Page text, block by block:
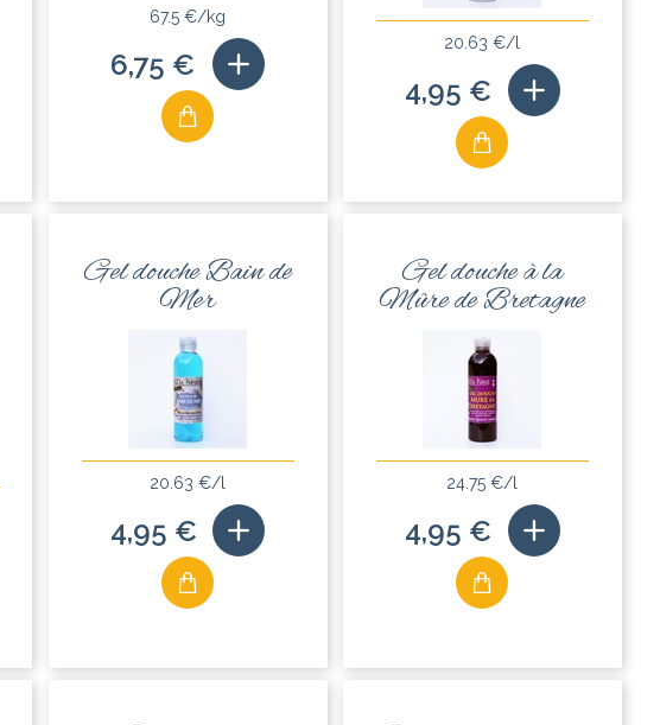
67.5 €/kg
6,75 €
20.63 €/l
4,95 €
Gel douche Bain de
Mer
20.63 €/l
4,95 €
Gel douche à la
Mûre de Bretagne
24.75 €/l
4,95 €